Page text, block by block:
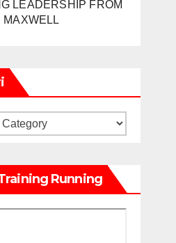
LEADERSHIP FROM
MAXWELL
Running